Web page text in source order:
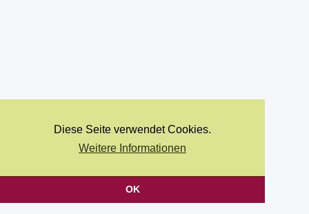
Diese Seite verwendet Cookies.
Weitere Informationen
OK